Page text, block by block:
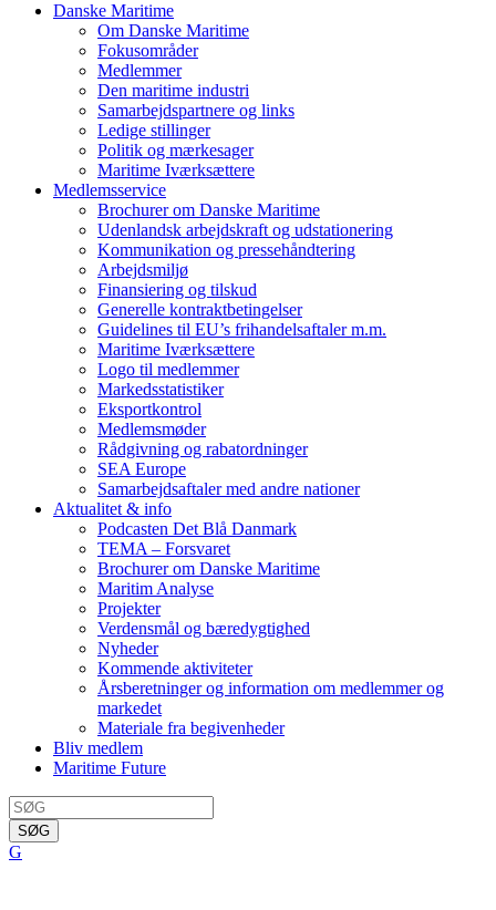
Danske Maritime
Om Danske Maritime
Fokusområder
Medlemmer
Den maritime industri
Samarbejdspartnere og links
Ledige stillinger
Politik og mærkesager
Maritime Iværksættere
Medlemsservice
Brochurer om Danske Maritime
Udenlandsk arbejdskraft og udstationering
Kommunikation og pressehåndtering
Arbejdsmiljø
Finansiering og tilskud
Generelle kontraktbetingelser
Guidelines til EU’s frihandelsaftaler m.m.
Maritime Iværksættere
Logo til medlemmer
Markedsstatistiker
Eksportkontrol
Medlemsmøder
Rådgivning og rabatordninger
SEA Europe
Samarbejdsaftaler med andre nationer
Aktualitet & info
Podcasten Det Blå Danmark
TEMA – Forsvaret
Brochurer om Danske Maritime
Maritim Analyse
Projekter
Verdensmål og bæredygtighed
Nyheder
Kommende aktiviteter
Årsberetninger og information om medlemmer og
markedet
Materiale fra begivenheder
Bliv medlem
Maritime Future
SØG
G